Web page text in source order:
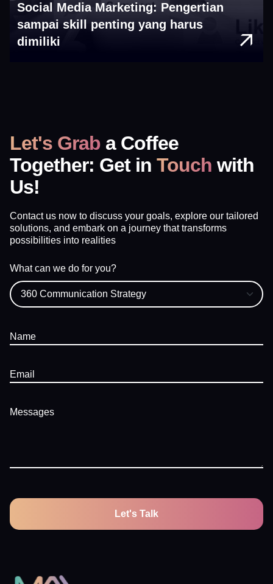
Social Media Marketing: Pengertian
sampai skill penting yang harus
dimiliki
Let's Grab a Coffee
Together: Get in Touch with
Us!
Contact us now to discuss your goals, explore our tailored
solutions, and embark on a journey that transforms
possibilities into realities
What can we do for you?